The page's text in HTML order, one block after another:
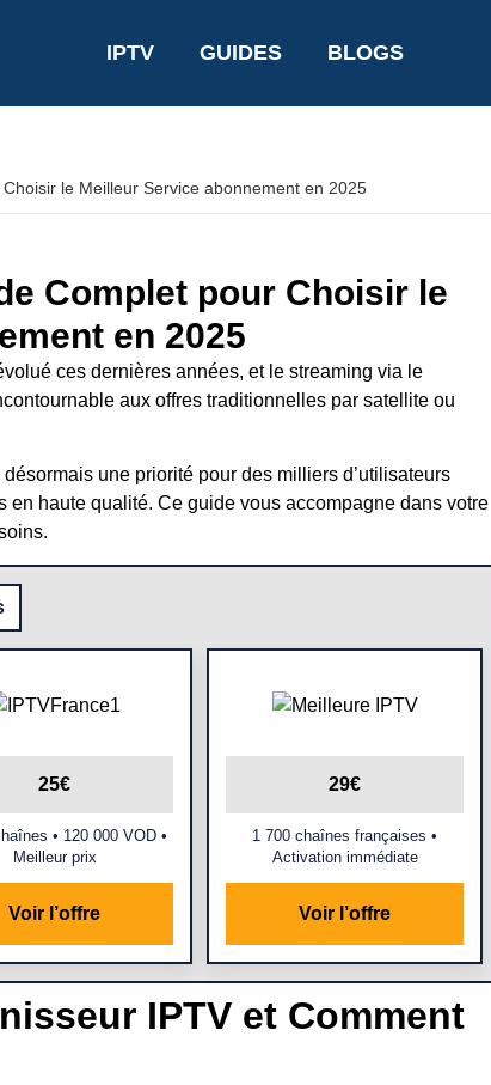
IPTV GUIDES BLOGS
le Meilleur Service abonnement en 2025
Complet pour Choisir le
en 2025
ces dernières années, et le streaming via le
aux offres traditionnelles par satellite ou
désormais une priorité pour des milliers d’utilisateurs
haute qualité. Ce guide vous accompagne dans votre
25€
• 120 000 VOD •
Meilleur prix
Voir l’offre
29€
1 700 chaînes françaises •
Activation immédiate
Voir l’offre
IPTV et Comment